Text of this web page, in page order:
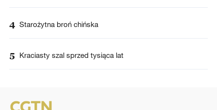
4 Starożytna broń chińska
5 Kraciasty szal sprzed tysiąca lat